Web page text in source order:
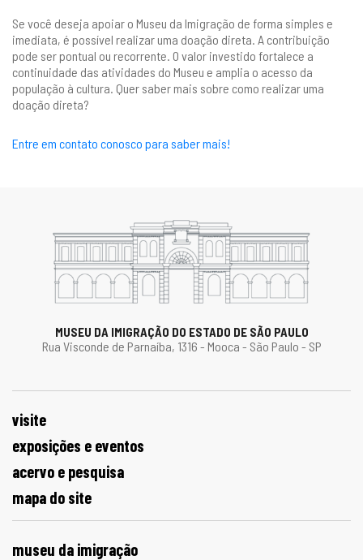
Se você deseja apoiar o Museu da Imigração de forma simples e
imediata, é possível realizar uma doação direta. A contribuição
pode ser pontual ou recorrente. O valor investido fortalece a
continuidade das atividades do Museu e amplia o acesso da
população à cultura. Quer saber mais sobre como realizar uma
doação direta?
Entre em contato conosco para saber mais!
MUSEU DA IMIGRAÇÃO DO ESTADO DE SÃO PAULO
Rua Visconde de Parnaíba, 1316 - Mooca - São Paulo - SP
visite
exposições e eventos
acervo e pesquisa
mapa do site
museu da imigração